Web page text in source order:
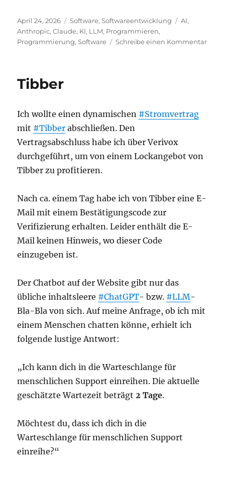
Veröffentlicht
am
April 24, 2026 Kategorien
Software,Softwareentwicklung Schlagwörter
AI,
Anthropic,Claude, KI, LLM, Programmieren,
Programmierung,Software Schreibe einen Kommentarzu
Tibber
Ich wollte einen dynamischen #Stromvertrag
mit #Tibber abschließen. Den
Vertragsabschluss habe ich über Verivox
durchgeführt, um von einem Lockangebot von
Tibber zu profitieren.
Nach ca. einem Tag habe ich von Tibber eine E-
Mail mit einem Bestätigungscode zur
Verifizierung erhalten. Leider enthält die E-
Mail keinen Hinweis, wo dieser Code
einzugeben ist.
Der Chatbot auf der Website gibt nur das
übliche inhaltsleere #ChatGPT- bzw. #LLM-
Bla-Bla von sich. Auf meine Anfrage, ob ich mit
einem Menschen chatten könne, erhielt ich
folgende lustige Antwort:
„Ich kann dich in die Warteschlange für
menschlichen Support einreihen. Die aktuelle
geschätzte Wartezeit beträgt2 Tage.
Möchtest du, dass ich dich in die
Warteschlange für menschlichen Support
einreihe?“